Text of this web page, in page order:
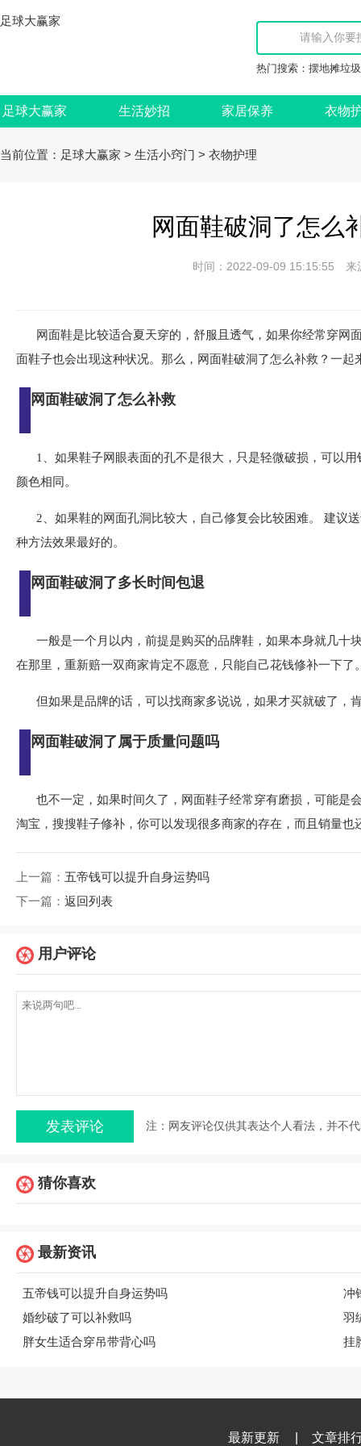
足球大赢家
热门搜索： 摆地摊垃
足球大赢家 生活妙招 家居保养 衣物
当前位置： 足球大赢家 > 生活小窍门 > 衣物护理
网面鞋破洞了怎么
时间：2022-09-09 15:15:55
网面鞋是比较适合夏天穿的，舒服且透气，如果你经常穿网
面鞋子也会出现这种状况。那么，网面鞋破洞了怎么补救？一起
网面鞋破洞了怎么补救
1、如果鞋子网眼表面的孔不是很大，只是轻微破损，可以
颜色相同。
2、如果鞋的网面孔洞比较大，自己修复会比较困难。 建议
种方法效果最好的。
网面鞋破洞了多长时间包退
一般是一个月以内，前提是购买的品牌鞋，如果本身就几十
在那里，重新赔一双商家肯定不愿意，只能自己花钱修补一下了
但如果是品牌的话，可以找商家多说说，如果才买就破了，
网面鞋破洞了属于质量问题吗
也不一定，如果时间久了，网面鞋子经常穿有磨损，可能是
淘宝，搜搜鞋子修补，你可以发现很多商家的存在，而且销量
上一篇： 五帝钱可以提升自身运势吗
下一篇： 返回列表
用户评论
注：网友评论仅供其表达个人看法，并不
猜你喜欢
最新资讯
五帝钱可以提升自身运势吗
冲
婚纱破了可以补救吗
羽
胖女生适合穿吊带背心吗
挂
最新更新 文章排